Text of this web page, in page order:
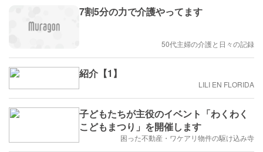
7割5分の力で介護やってます
50代主婦の介護と日々の記録
紹介【1】
LILI EN FLORIDA
子どもたちが主役のイベント「わくわく
こどもまつり」を開催します
困った不動産・ワケアリ物件の駆け込み寺